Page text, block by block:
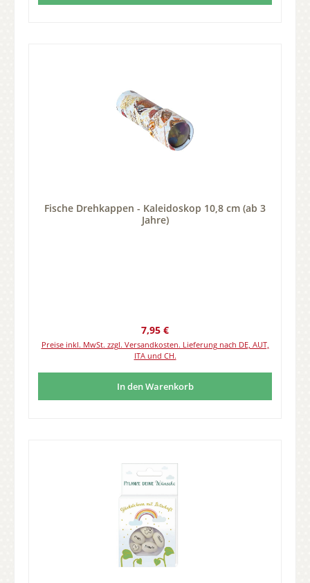
Fische Drehkappen - Kaleidoskop 10,8 cm (ab 3
Jahre)
Regulärer Preis:
7,95 €
Preise inkl. MwSt. zzgl. Versandkosten. Lieferung nach DE, AUT,
ITA und CH.
In den Warenkorb